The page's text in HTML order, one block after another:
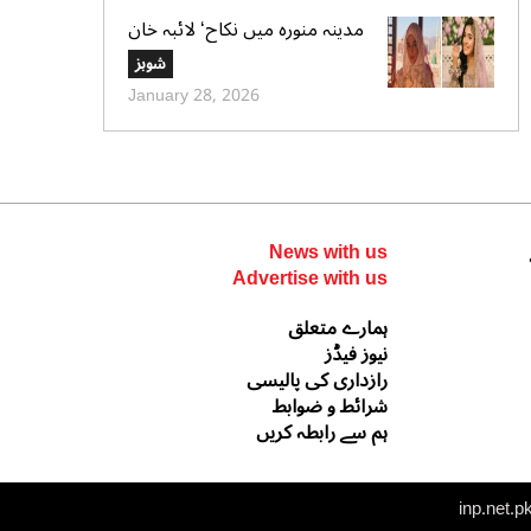
مدینہ منورہ میں نکاح‘ لائبہ خان
کی دعائے خیر کی تصاویر بھی
وائرل
شوبز
January 28, 2026
News with us
Advertise with us
ہمارے متعلق
نیوز فیڈز
رازداری کی پالیسی
شرائط و ضوابط
ہم سے رابطہ کریں